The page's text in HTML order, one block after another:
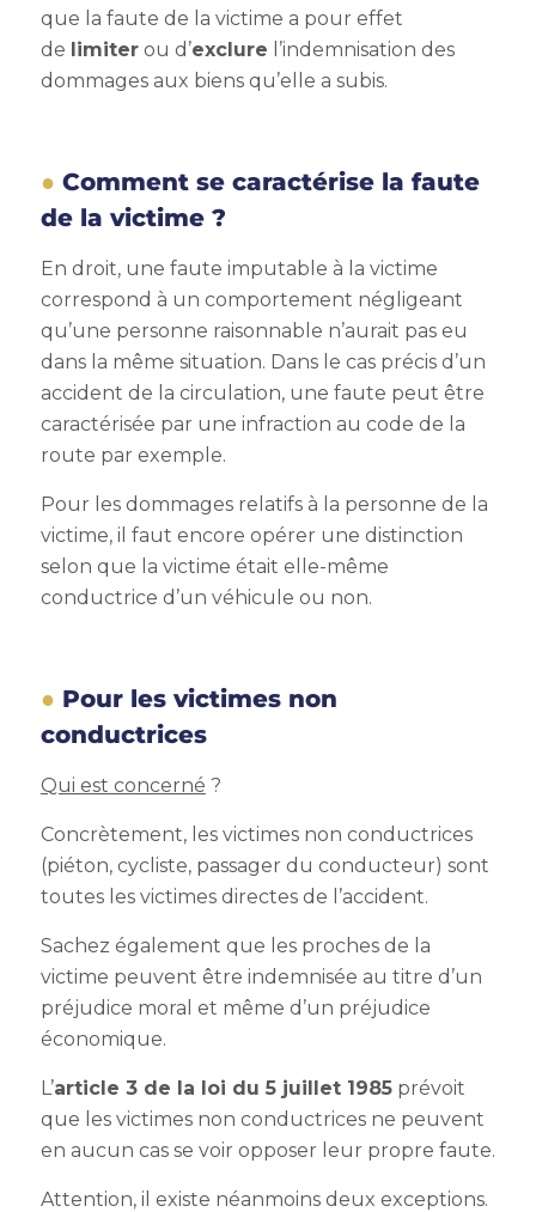
que la faute de la victime a pour effet
de limiterou d’exclure l’indemnisation des
dommages aux biens qu’elle a subis.
Comment se caractérise la faute
de la victime ?
En droit, une faute imputable à la victime
correspond à un comportement négligeant
qu’une personne raisonnable n’aurait pas eu
dans la même situation. Dans le cas précis d’un
accident de la circulation, une faute peut être
caractérisée par une infraction au code de la
route par exemple.
Pour les dommages relatifs à la personne de la
victime, il faut encore opérer une distinction
selon que la victime était elle-même
conductrice d’un véhicule ou non.
Pour les victimes non
conductrices
Qui est concerné ?
Concrètement, les victimes non conductrices
(piéton, cycliste, passager du conducteur) sont
toutes les victimes directes de l’accident.
Sachez également que les proches de la
victime peuvent être indemnisée au titre d’un
préjudice moral et même d’un préjudice
économique.
L’article 3 de la loi du 5 juillet 1985prévoit
que les victimes non conductrices ne peuvent
en aucun cas se voir opposer leur propre faute.
Attention, il existe néanmoins deux exceptions.